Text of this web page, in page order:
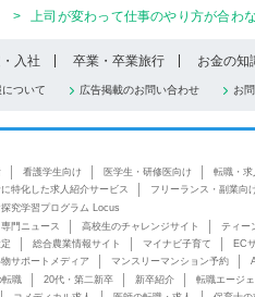
> 上司が変わって仕事のやり方が合わ
入社 卒業・卒業旅行 お金の知
ついて 広告掲載のお問い合わせ お
看護学生向け 医学生・研修医向け 転職・求
特化した求人紹介サービス フリーランス・副業向
究学習プログラム Locus
門ニュース 高校生のチャレンジサイト ティー
総合農業情報サイト マイナビ子育て EC
サポートメディア マンスリーマンション予約
転職 20代・第二新卒 新卒紹介 転職エージェ